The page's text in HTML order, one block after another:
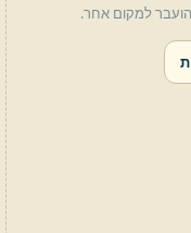
הועבר למקום אחר.